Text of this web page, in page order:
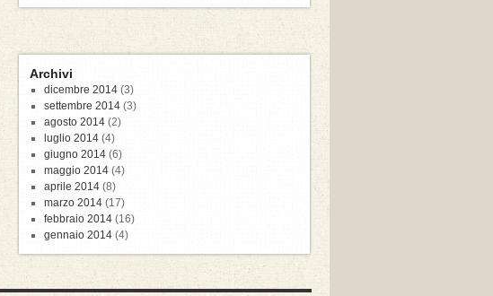
Archivi
dicembre 2014(3)
settembre 2014(3)
agosto 2014(2)
luglio 2014(4)
giugno 2014(6)
maggio 2014(4)
aprile 2014(8)
marzo 2014(17)
febbraio 2014(16)
gennaio 2014(4)